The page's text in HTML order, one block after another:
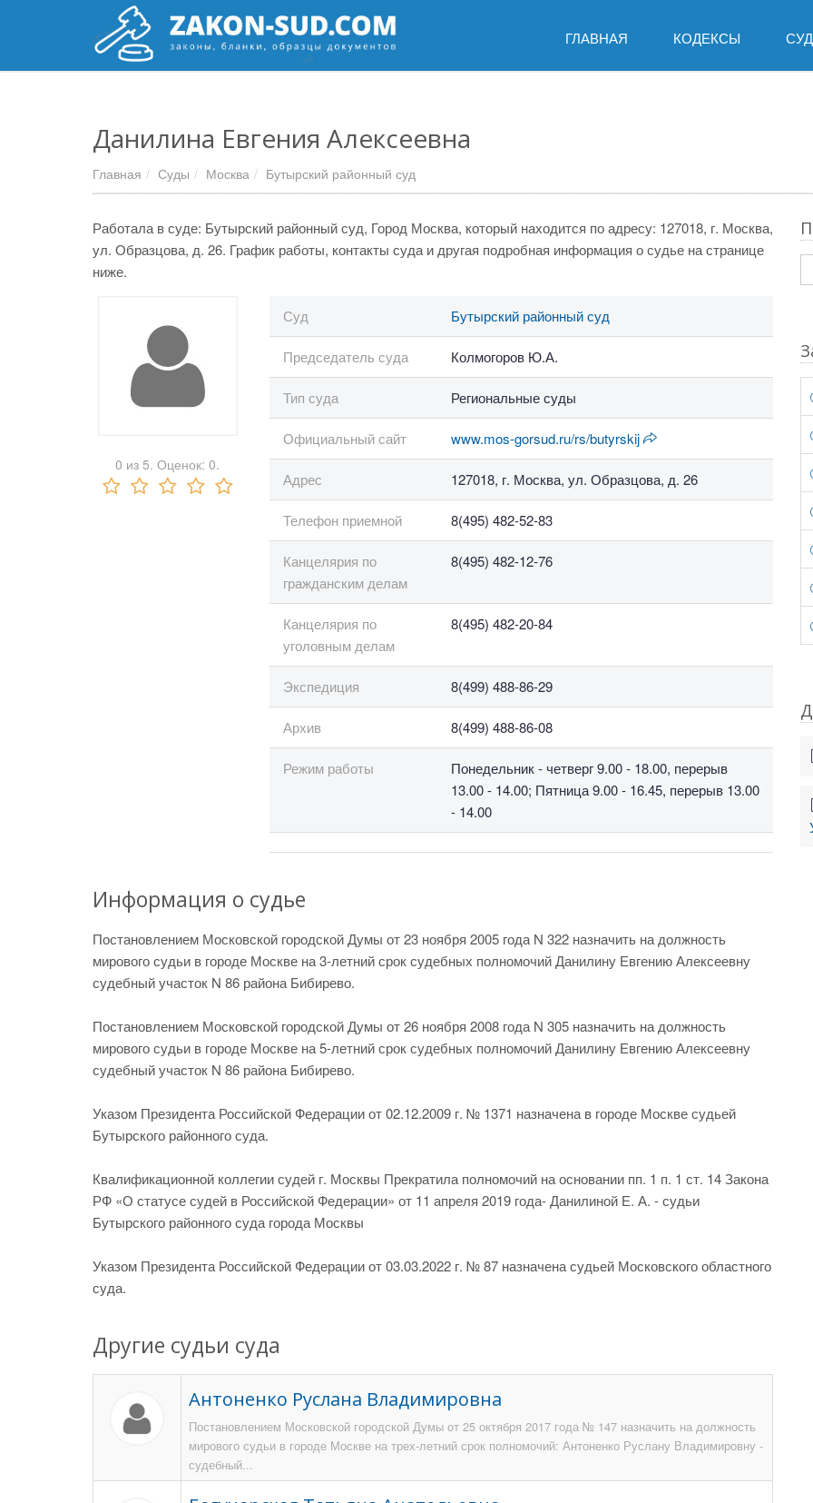
ГЛАВНАЯ КОДЕКСЫ
Данилина Евгения Алексеевна
Главная Суды Москва Бутырский районный суд
Работала в суде: Бутырский районный суд, Город Москва, который находится по адресу: 127018, г. Москва,
ул. Образцова, д. 26. График работы, контакты суда и другая подробная информация о судье на странице
ниже.
0 из 5. Оценок: 0.
Суд Бутырский районный суд
Председатель суда Колмогоров Ю.А.
Тип суда Региональные суды
Официальный сайт www.mos-gorsud.ru/rs/butyrskij
Адрес 127018, г. Москва, ул. Образцова, д. 26
Телефон приемной 8(495) 482-52-83
Канцелярия по
гражданским делам
8(495) 482-12-76
Канцелярия по
уголовным делам
8(495) 482-20-84
Экспедиция 8(499) 488-86-29
Архив 8(499) 488-86-08
Режим работы
Понедельник - четверг 9.00 - 18.00, перерыв
13.00 - 14.00; Пятница 9.00 - 16.45, перерыв 13.00
- 14.00
Информация о судье
Постановлением Московской городской Думы от 23 ноября 2005 года N 322 назначить на должность
мирового судьи в городе Москве на 3-летний срок судебных полномочий Данилину Евгению Алексеевну
судебный участок N 86 района Бибирево.
Постановлением Московской городской Думы от 26 ноября 2008 года N 305 назначить на должность
мирового судьи в городе Москве на 5-летний срок судебных полномочий Данилину Евгению Алексеевну
судебный участок N 86 района Бибирево.
Указом Президента Российской Федерации от 02.12.2009 г. № 1371 назначена в городе Москве судьей
Бутырского районного суда.
Квалификационной коллегии судей г. Москвы Прекратила полномочий на основании пп. 1 п. 1 ст. 14 Закона
РФ «О статусе судей в Российской Федерации» от 11 апреля 2019 года- Данилиной Е. А. - судьи
Бутырского районного суда города Москвы
Указом Президента Российской Федерации от 03.03.2022 г. № 87 назначена судьей Московского областного
суда.
Другие судьи суда
Антоненко Руслана Владимировна
Постановлением Московской городской Думы от 25 октября 2017 года № 147 назначить на должность
мирового судьи в городе Москве на трех-летний срок полномочий: Антоненко Руслану Владимировну -
судебный...